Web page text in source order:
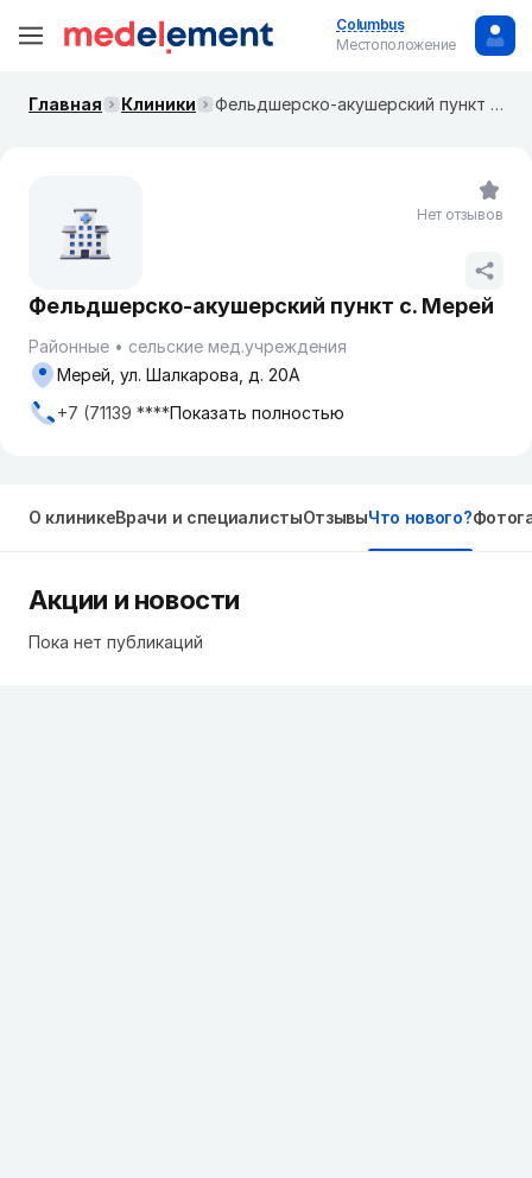
Columbus
Местоположение
Главная Клиники Фельдшерско-акушерский пункт с. Мерей
Фельдшерско-акушерский пункт с. Мерей
Районные
сельские мед.учреждения
Мерей, ул. Шалкарова, д. 20А
+7 (71139 ****Показать полностью
Нет отзывов
О клиникеВрачи и специалистыОтзывыЧто нового?
Акции и новости
Пока нет публикаций